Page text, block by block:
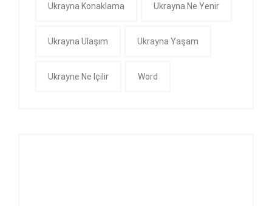
Ukrayna Konaklama Ukrayna Ne Yenir
Ukrayna Ulaşım Ukrayna Yaşam
Ukrayne Ne Içilir Word